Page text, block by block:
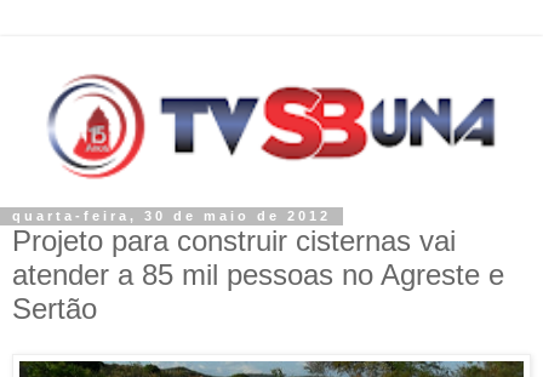
quarta-feira, 30 de maio de 2012
Projeto para construir cisternas vai
atender a 85 mil pessoas no Agreste e
Sertão